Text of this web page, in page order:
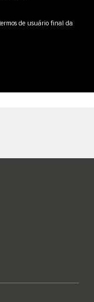
de usuário final da